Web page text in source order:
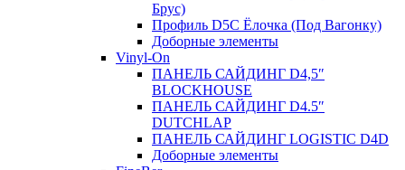
Брус)
Профиль D5C Ёлочка (Под Вагонку)
Доборные элементы
Vinyl-On
ПАНЕЛЬ САЙДИНГ D4,5″
BLOCKHOUSE
ПАНЕЛЬ САЙДИНГ D4.5″
DUTCHLAP
ПАНЕЛЬ САЙДИНГ LOGISTIC D4D
Доборные элементы